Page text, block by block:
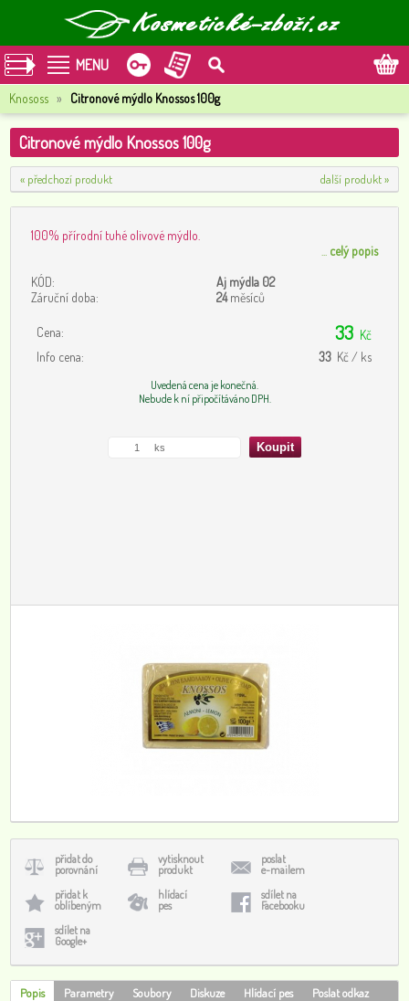
MENU
Knososs » Citronové mýdlo Knossos 100g
Citronové mýdlo Knossos 100g
« předchozí produkt další produkt »
100% přírodní tuhé olivové mýdlo.
celý popis
KÓD:
Aj mýdla 02
Záruční doba:
24měsíců
Cena: 33 Kč
Info cena:
33 Kč / ks
Uvedená cena je konečná.
Nebude k ní připočítáváno DPH.
přidat do
porovnání
vytisknout
produkt
poslat
e-mailem
přidat k
oblíbeným
hlídací
pes
sdílet na
Facebooku
sdílet na
Google+
Popis Parametry Soubory Diskuze Hlídací pes
Poslat odkaz